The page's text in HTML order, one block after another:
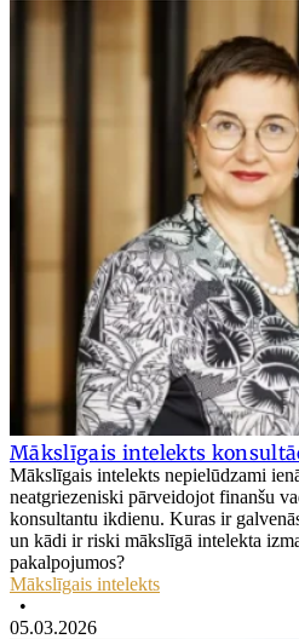
Mākslīgais intelekts
Mākslīgais intelekts nepielūdzami
neatgriezeniski pārveidojot finanšu
konsultantu ikdienu. Kuras ir
un kādi ir riski mākslīgā intelekta
pakalpojumos?
Mākslīgais intelekts
•
05.03.2026